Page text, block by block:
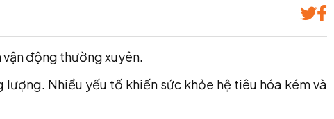
động thường xuyên.
Nhiều yếu tố khiến sức khỏe hệ tiêu hóa kém và